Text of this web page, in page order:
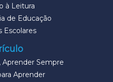
à Leitura
de Educação
Escolares
Sempre
Aprender